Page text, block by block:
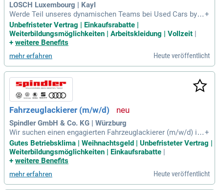
LOSCH Luxembourg | Kayl
Werde Teil unseres dynamischen Teams bei Used Cars by L
osch in Kayl als Fahrzeuglackierer (m/w/d)! Du übernimmst
Lackierarbeiten und die Vorbehandlung von Fahrzeugteilen s
owie die Qualitätskontrolle. Eine abgeschlossene Berufsau
st eigenständig, zielorientiert und kommunikationsstark sei
n. Wir bieten dir einen unbefristeten Arbeitsvertrag, ein leist
ungsgerechtes Gehalt und einen spannenden Arbeitsplatz in
einem interkulturellen Umfeld. Bewirb dich jetzt und starte d
eine Karriere in einem zukunftsorientierten Unternehmen!
+
Unbefristeter Vertrag | Einkaufsrabatte |
Weiterbildungsmöglichkeiten | Arbeitskleidung | Vollzeit
+ weitere Benefits
mehr erfahren Heute veröffentlicht
Fahrzeuglackierer (m/w/d)
Spindler GmbH & Co. KG | Würzburg
Wir suchen einen engagierten Fahrzeuglackierer (m/w/d) in
Voll- oder Teilzeit! Bei uns profitieren Sie von attraktiven Lei
stungen wie Weihnachtsgeld, unbefristetem Arbeitsvertrag u
nd 30 Tagen Urlaub. Zudem bieten wir Mitarbeitervorteile wi
g zu Fitnessstudios. Genießen Sie Kostenfrei Getränke-Flatr
ate und regelmäßige Weiterbildungsmöglichkeiten. Unsere
+
Gutes Betriebsklima | Weihnachtsgeld | Unbefristeter Vertrag |
Weiterbildungsmöglichkeiten | Einkaufsrabatte |
+ weitere Benefits
mehr erfahren Heute veröffentlicht